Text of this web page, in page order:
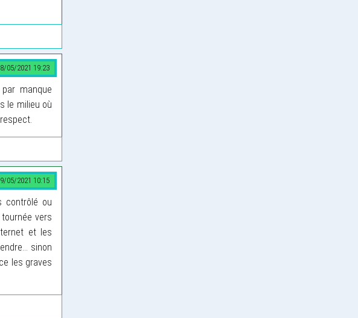
05/2021 19:23
manque
le milieu où
05/2021 10:15
contrôlé ou
vers
et les
sinon
les graves